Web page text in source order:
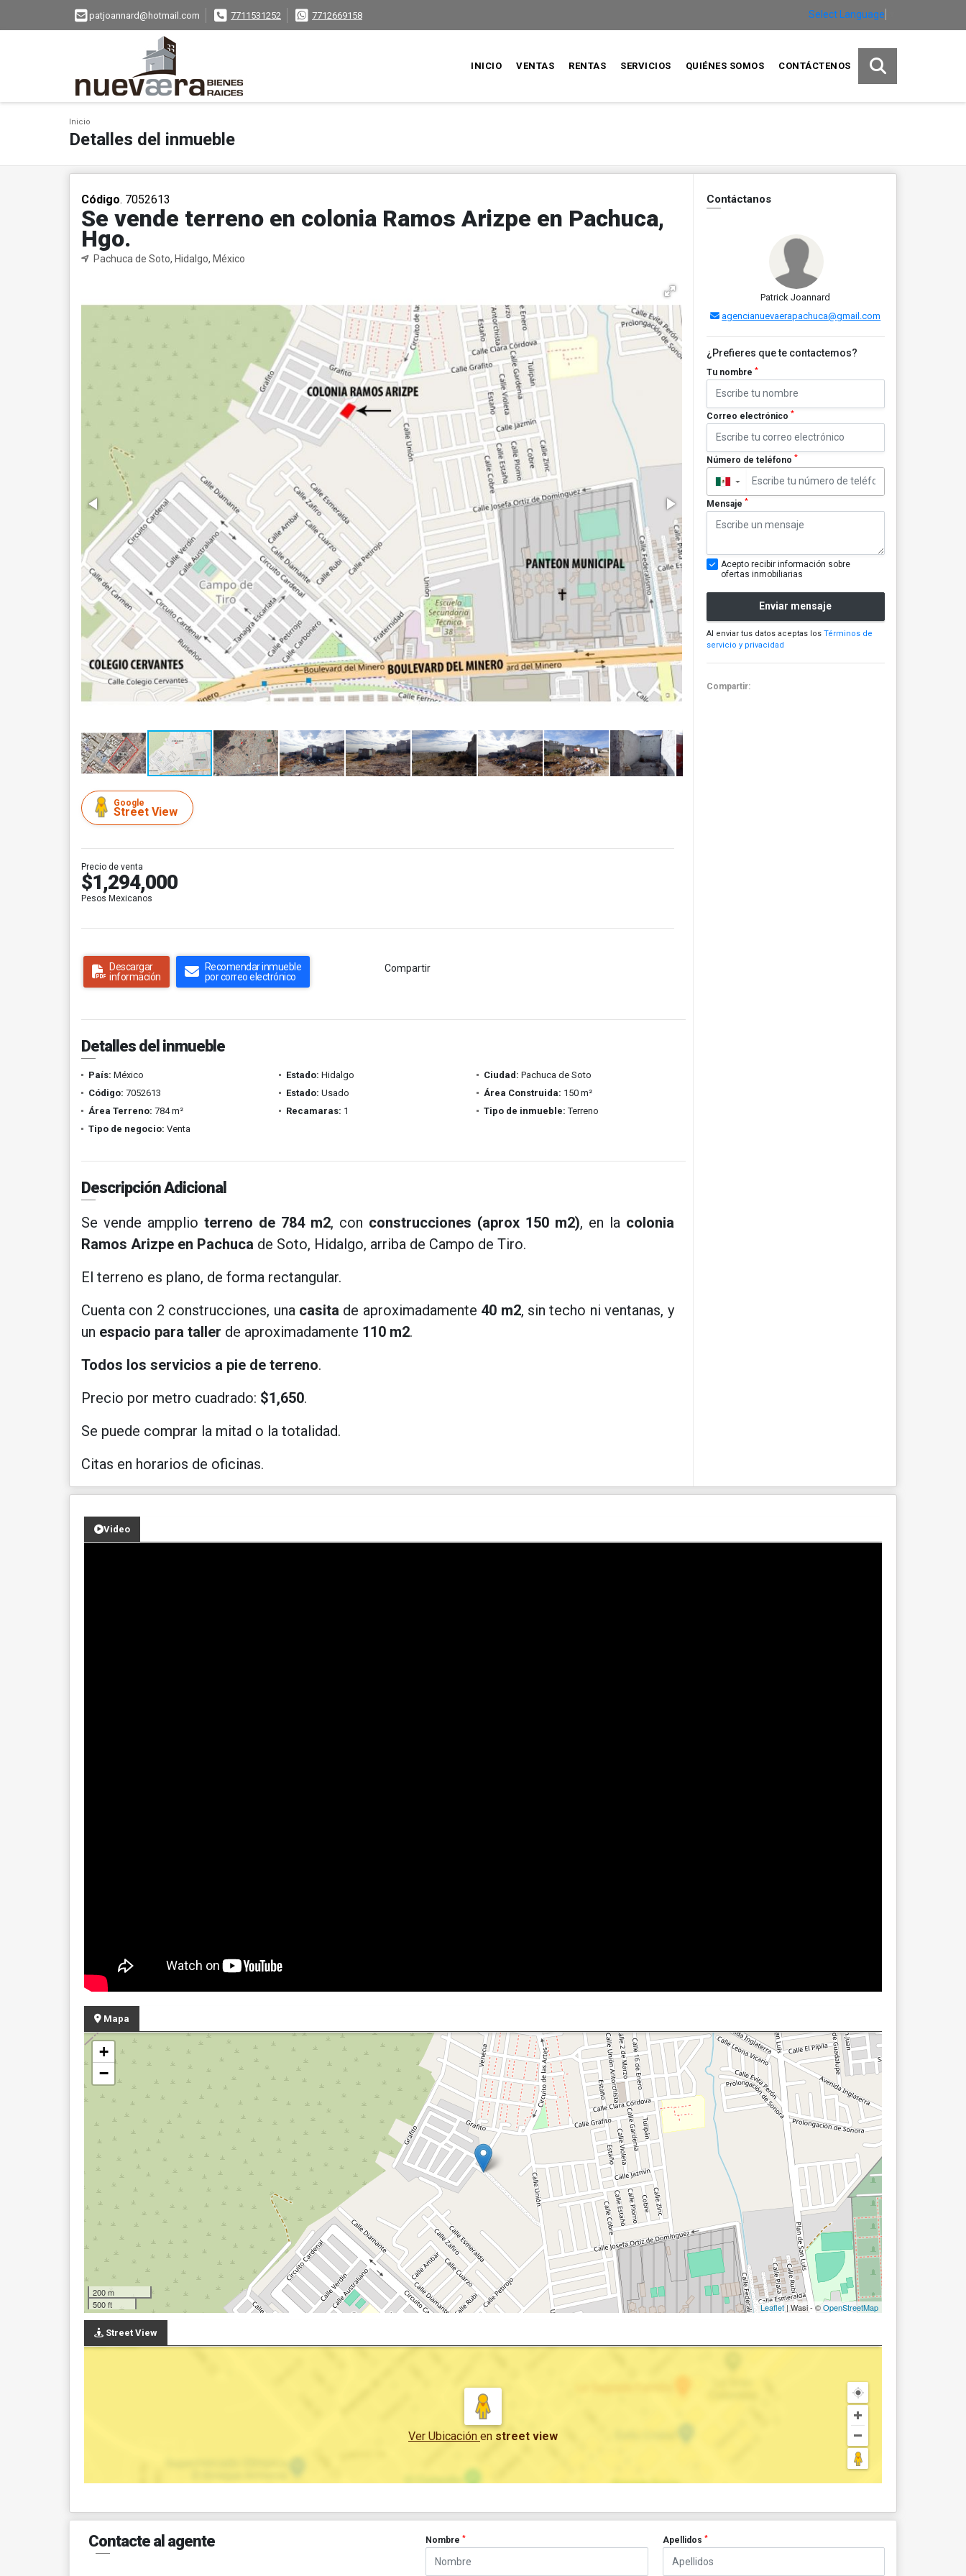
patjoannard@hotmail.com 7711531252 7712669158 Select Language
INICIO VENTAS RENTAS SERVICIOS QUIÉNES SOMOS CONTÁCTENOS
Inicio
Detalles del inmueble
Código. 7052613
Se vende terreno en colonia Ramos Arizpe en Pachuca,
Hgo.
Pachuca de Soto, Hidalgo, México
Google
Street View
Precio de venta
$1,294,000
Pesos Mexicanos
Descargar
información
Recomendar inmueble
por correo electrónico
Compartir
Detalles del inmueble
País: México Estado: Hidalgo Ciudad: Pachuca de Soto
Código: 7052613 Estado: Usado Área Construida: 150 m²
Área Terreno: 784 m² Recamaras: 1 Tipo de inmueble: Terreno
Tipo de negocio: Venta
Descripción Adicional
Se vende ampplio terreno de 784 m2, con construcciones (aprox 150 m2), en la colonia
Ramos Arizpe en Pachuca de Soto, Hidalgo, arriba de Campo de Tiro.
El terreno es plano, de forma rectangular.
Cuenta con 2 construcciones, una casita de aproximadamente 40 m2, sin techo ni ventanas, y
un espacio para taller de aproximadamente 110 m2.
Todos los servicios a pie de terreno.
Precio por metro cuadrado: $1,650.
Se puede comprar la mitad o la totalidad.
Citas en horarios de oficinas.
Contáctanos
Patrick Joannard
agencianuevaerapachuca@gmail.com
¿Prefieres que te contactemos?
Tu nombre *
Correo electrónico *
Número de teléfono *
▼
Mensaje *
Acepto recibir información sobre
ofertas inmobiliarias
Enviar mensaje
Al enviar tus datos aceptas los Términos de
servicio y privacidad
Compartir:
Video
Mapa
+
−
200 m
500 ft
Leaflet| Wasi - ©OpenStreetMap
Street View
Ver Ubicación en street view
Contacte al agente Nombre* Apellidos *